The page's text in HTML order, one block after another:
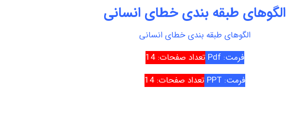
الگوهای طبقه بندی خطای انسانی
الگوهای طبقه بندی خطای انسانی
فرمت: Pdf
تعداد صفحات: 14
فرمت: PPT
تعداد صفحات: 14